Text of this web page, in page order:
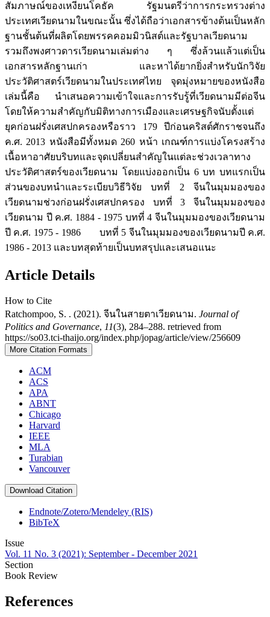
สัมภาษณ์ของเหงียนโคธัค รัฐมนตรีว่าการกระทรวงต่าง
ประเทศเวียดนามในขณะนั้น ซึ่งได้ถือว่าเอกสารข้างต้นเป็นหลัก
ฐานชั้นต้นที่ผลิตโดยพรรคคอมมิวนิสต์และรัฐบาลเวียดนาม
รวมถึงพงศาวดารเวียดนามเล่มต่าง ๆ ซึ่งล้วนแล้วแต่เป็น
เอกสารหลักฐานเก่า และหาได้ยากยิ่งสำหรับนักวิจัย
ประวัติศาสตร์เวียดนามในประเทศไทย จุดมุ่งหมายของหนังสือ
เล่มนี้คือ นำเสนอความเข้าใจและการรับรู้ที่เวียดนามมีต่อจีน
โดยให้ความสำคัญกับมิติทางการเมืองและเศรษฐกิจนับตั้งแต่
ยุคก่อนฝรั่งเศสปกครองหรือราว 179 ปีก่อนคริสต์ศักราชจนถึง
ค.ศ. 2013 หนังสือมีทั้งหมด 260 หน้า เกณฑ์การแบ่งโครงสร้าง
เนื้อหาอาศัยบริบทและจุดเปลี่ยนสำคัญในแต่ละช่วงเวลาทาง
ประวัติศาสตร์ของเวียดนาม โดยแบ่งออกเป็น 6 บท บทแรกเป็น
ส่วนของบทนำและระเบียบวิธีวิจัย บทที่ 2 จีนในมุมมองของ
เวียดนามช่วงก่อนฝรั่งเศสปกครอง บทที่ 3 จีนในมุมมองของ
เวียดนาม ปี ค.ศ. 1884 - 1975 บทที่ 4 จีนในมุมมองของเวียดนาม
ปี ค.ศ. 1975 - 1986 บทที่ 5 จีนในมุมมองของเวียดนามปี ค.ศ.
1986 - 2013 และบทสุดท้ายเป็นบทสรุปและเสนอแนะ
Article Details
How to Cite
Ratchompoo, S. . (2021). จีนในสายตาเวียดนาม. Journal of
Politics and Governance, 11(3), 284–288. retrieved from
https://so03.tci-thaijo.org/index.php/jopag/article/view/256609
More Citation Formats
ACM
ACS
APA
ABNT
Chicago
Harvard
IEEE
MLA
Turabian
Vancouver
Download Citation
Endnote/Zotero/Mendeley (RIS)
BibTeX
Issue
Vol. 11 No. 3 (2021): September - December 2021
Section
Book Review
References